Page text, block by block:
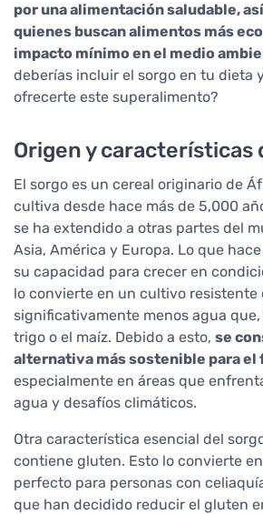
por una alimentación saludable,
quienes buscan alimentos más
impacto mínimo en el medio
deberías incluir el sorgo en tu dieta
ofrecerte este superalimento?
Origen y características
El sorgo es un cereal originario de
cultiva desde hace más de 5,000
se ha extendido a otras partes del
Asia, América y Europa. Lo que
su capacidad para crecer en
lo convierte en un cultivo resistente
significativamente menos agua que,
trigo o el maíz. Debido a esto, se
alternativa más sostenible para el
especialmente en áreas que
agua y desafíos climáticos.
Otra característica esencial del
contiene gluten. Esto lo convierte
perfecto para personas con
que han decidido reducir el gluten